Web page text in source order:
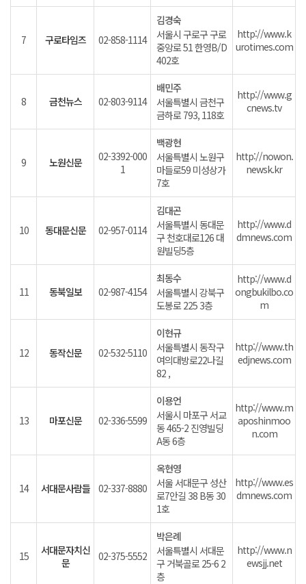
7 구로타임즈 02-858-1114
김경숙
서울시 구로구 구로
중앙로 51 한영B/D
402호
http://www.k
urotimes.com
8 금천뉴스 02-803-9114
배민주
서울특별시 금천구
금하로 793, 118호
http://www.g
cnews.tv
9 노원신문
02-3392-000
1
백광현
서울특별시 노원구
마들로59 미성상가
7호
http://nowon.
newsk.kr
10 동대문신문 02-957-0114
김대곤
서울특별시 동대문
구 천호대로126 대
원빌딩5층
http://www.d
dmnews.com
11 동북일보 02-987-4154
최동수
서울특별시 강북구
도봉로 225 3층
http://www.d
ongbukilbo.co
m
12 동작신문 02-532-5110
이현규
서울특별시 동작구
여의대방로22나길
82 ,
http://www.th
edjnews.com
13 마포신문 02-336-5599
이용언
서울시 마포구 서교
동 465-2 진영빌딩
A동 6층
http://www.m
aposhinmoo
n.com
14 서대문사람들 02-337-8880
옥현영
서울 서대문구 성산
로7안길 38 B동 30
1호
http://www.es
dmnews.com
15
서대문자치신
문
02-375-5552
박은례
서울특별시 서대문
구 거북골로 25-6 2
층
http://www.n
ewsjj.net